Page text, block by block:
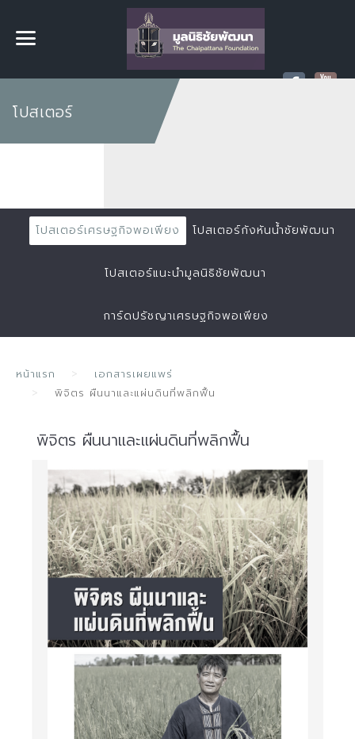
โปสเตอร์
โปสเตอร์เศรษฐกิจพอเพียง โปสเตอร์กังหันน้ำชัยพัฒนา
โปสเตอร์แนะนำมูลนิธิชัยพัฒนา
การ์ดปรัชญาเศรษฐกิจพอเพียง
หน้าแรก
เอกสารเผยแพร่
พิจิตร ผืนนาและแผ่นดินที่พลิกฟื้น
พิจิตร ผืนนาและแผ่นดินที่พลิกฟื้น